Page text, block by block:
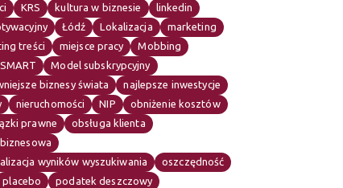
KRS kultura w biznesie
linkedin
Łódź Lokalizacja
marketing
treści
miejsce pracy
Mobbing
Model subskrypcyjny
biznesy świata
najlepsze inwestycje
nieruchomości NIP
obniżenie kosztów
prawne
obsługa klienta
wyników wyszukiwania
oszczędność
placebo
podatek deszczowy